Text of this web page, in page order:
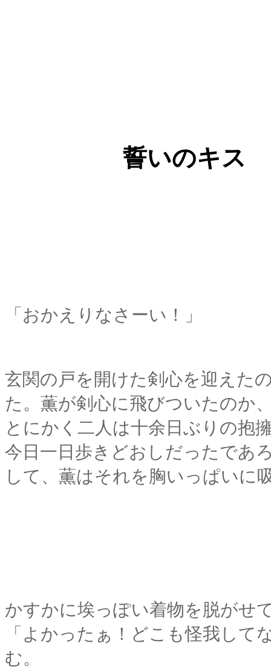
誓いのキス
「おかえりなさーい！」
玄関の戸を開けた剣心を迎えた
た。 薫が剣心に飛びついたのか
とにかく二人は十余日ぶりの抱
今日一日歩きどおしだったであ
して、薫はそれを胸いっぱいに
かすかに埃っぽい着物を脱がせ
「よかったぁ！どこも怪我し
む。